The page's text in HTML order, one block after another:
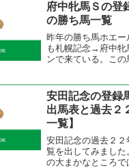
凰）の巻き返しな
府中牝馬Ｓの登
の勝ち馬一覧
昨年の勝ち馬ホエ
も札幌記念→府中牝
ンで来ている。この
着のスマートレイ
ォーリス、5着のデ
安田記念の登録
出馬表と過去２
一覧】
安田記念の過去２
覧を出してみまし
の大まかなところで